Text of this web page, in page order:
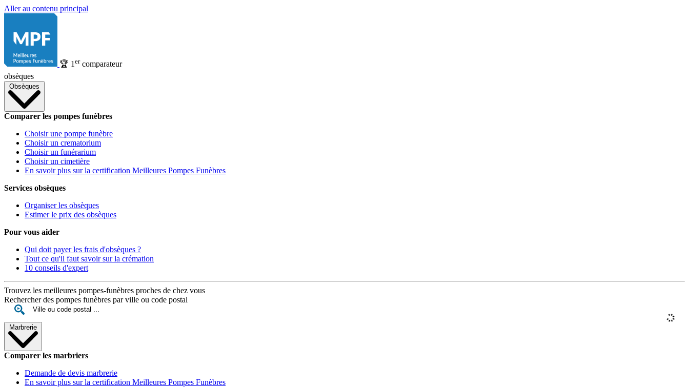
Aller au contenu principal
🏆 1 ercomparateur
obsèques
Obsèques
Comparer les pompes funèbres
Choisir une pompe funèbre
Choisir un crematorium
Choisir un funérarium
Choisir un cimetière
En savoir plus sur la certification Meilleures Pompes Funèbres
Services obsèques
Organiser les obsèques
Estimer le prix des obsèques
Pour vous aider
Qui doit payer les frais d'obsèques ?
Tout ce qu'il faut savoir sur la crémation
10 conseils d'expert
Trouvez les meilleures pompes-funèbres proches de chez vous
Rechercher des pompes funèbres par ville ou code postal
Marbrerie
Comparer les marbriers
Demande de devis marbrerie
En savoir plus sur la certification Meilleures Pompes Funèbres